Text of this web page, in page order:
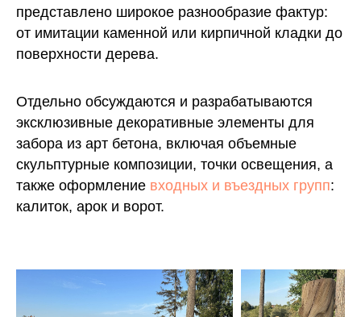
представлено широкое разнообразие фактур:
от имитации каменной или кирпичной кладки до
поверхности дерева.
Отдельно обсуждаются и разрабатываются
эксклюзивные декоративные элементы для
забора из арт бетона, включая объемные
скульптурные композиции, точки освещения, а
также оформление входных и въездных групп:
калиток, арок и ворот.